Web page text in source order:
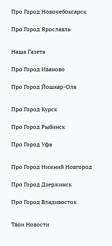
Про Город Новочебоксарск
Про Город Ярославль
Наша Газета
Про Город Иваново
Про Город Йошкар-Ола
Про Город Курск
Про Город Рыбинск
Про Город Уфа
Про Город Нижний Новгород
Про Город Дзержинск
Про Город Владивосток
Твои Новости